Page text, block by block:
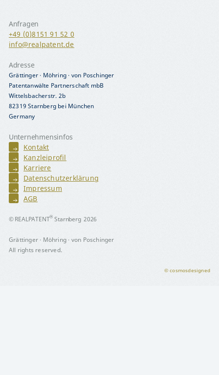
Anfragen
+49 (0)8151 91 52 0
info@realpatent.de
Adresse
Grättinger · Möhring · von Poschinger
Patentanwälte Partnerschaft mbB
Wittelsbacherstr. 2b
82319 Starnberg bei München
Germany
Unternehmensinfos
Kontakt
Kanzleiprofil
Karriere
Datenschutzerklärung
Impressum
AGB
© REALPATENT® Starnberg 2026
Grättinger · Möhring · von Poschinger
All rights reserved.
© cosmosdesigned